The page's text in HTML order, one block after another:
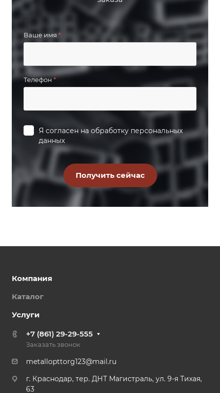
Ваше имя *
Телефон*
Я согласен на обработку персональных
данных
Компания
Каталог
Услуги
+7 (861) 29-29-555
Заказать звонок
metallopttorg123@mail.ru
г. Краснодар, тер. ДНТ Магистраль, ул. 9-я Тихая,
63